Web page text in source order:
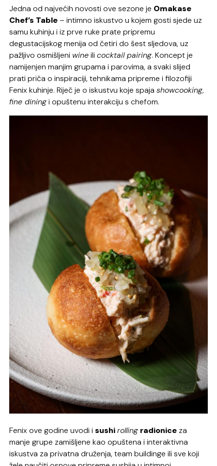
Jedna od najvećih novosti ove sezone je Omakase
Chef’s Table– intimno iskustvo u kojem gosti sjede uz
samu kuhinju i iz prve ruke prate pripremu
degustacijskog menija od četiri do šest sljedova, uz
pažljivo osmišljeni wineilicocktail pairing. Koncept je
namijenjen manjim grupama i parovima, a svaki slijed
prati priča o inspiraciji, tehnikama pripreme i filozofiji
Fenix kuhinje. Riječ je o iskustvu koje spajashowcooking,
fine diningi opuštenu interakciju s chefom.
Fenix ove godine uvodi i sushirolling radionice za
manje grupe zamišljene kao opuštena i interaktivna
iskustva za privatna druženja, team buildinge ili sve koji